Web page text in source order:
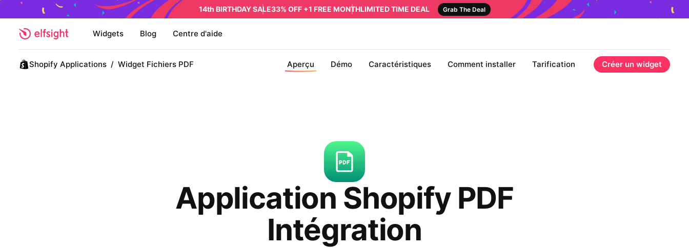
14th BIRTHDAY SALE33% OFF +1 FREE MONTHLIMITED TIME DEAL Grab The Deal
Widgets Blog Centre d'aide
Shopify Applications / Widget Fichiers PDF Aperçu Démo Caractéristiques Comment installer Tarification Créer un widget
Application Shopify PDF
Intégration